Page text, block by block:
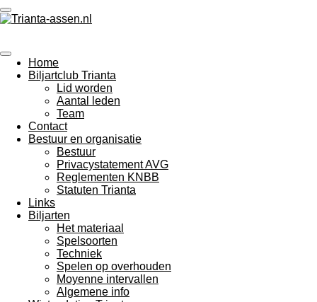
Ga
direct
de
hoofdinhoud
Home
Biljartclub Trianta
Lid worden
Aantal leden
Team
Contact
Bestuur en organisatie
Bestuur
Privacystatement AVG
Reglementen KNBB
Statuten Trianta
Links
Biljarten
Het materiaal
Spelsoorten
Techniek
Spelen op overhouden
Moyenne intervallen
Algemene info